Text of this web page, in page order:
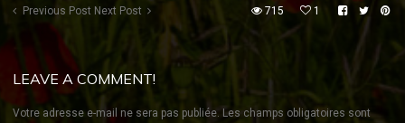
Previous Post Next Post 715 1
LEAVE A COMMENT!
Votre adresse e-mail ne sera pas publiée. Les champs obligatoires sont